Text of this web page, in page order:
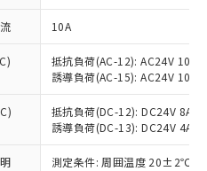
10A
抵抗負荷(AC-12): AC24V 10A/
誘導負荷(AC-15): AC24V
抵抗負荷(DC-12): DC24V 8A/
誘導負荷(DC-13): DC24V 4A/
測定条件: 周囲温度 20±2℃、
ただき、同意のうえ
当社制御機器事業取扱
状況および標準価格
令（10物質）の非含
り替える予定のある
指令（10物質）の
で、対応品を出す予
指令（10物質）の
査中または確認中の